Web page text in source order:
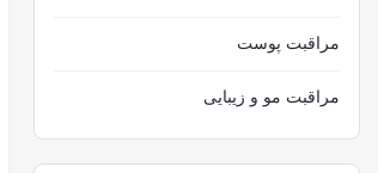
مراقبت پوست
مراقبت مو و زیبایی